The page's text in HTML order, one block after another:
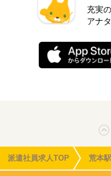
充実
アナ
派遣社員求人TOP 荒本